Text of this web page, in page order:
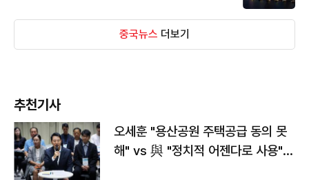
중국뉴스 더보기
추천기사
오세훈 "용산공원 주택공급 동의 못
해" vs 與 "정치적 어젠다로 사용"